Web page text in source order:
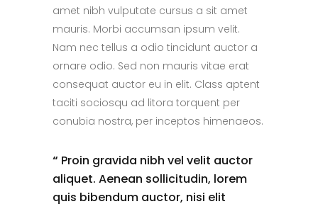
amet nibh vulputate cursus a sit amet
mauris. Morbi accumsan ipsum velit.
Nam nec tellus a odio tincidunt auctor a
ornare odio. Sed non mauris vitae erat
consequat auctor eu in elit. Class aptent
taciti sociosqu ad litora torquent per
conubia nostra, per inceptos himenaeos.
“ Proin gravida nibh vel velit auctor
aliquet. Aenean sollicitudin, lorem
quis bibendum auctor, nisi elit